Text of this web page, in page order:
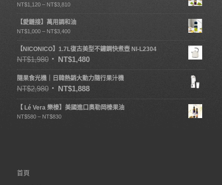
NT$1,120 – NT$3,810
【愛鏈接】萬用調和油
NT$1,000 – NT$3,400
【NICONICO】1.7L復古美型不鏽鋼快煮壺 NI-L2304
NT$1,980 NT$1,480
隨果食光機｜日韓熱銷大動力隨行果汁機
NT$2,980 NT$1,888
【 Lé Vera 樂榛】美國進口奧勒岡榛果油
NT$580 – NT$830
首頁